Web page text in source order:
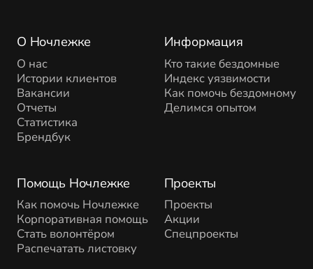
О Ночлежке
О нас
Истории клиентов
Вакансии
Отчеты
Статистика
Брендбук
Помощь Ночлежке
Как помочь Ночлежке
Корпоративная помощь
Стать волонтёром
Распечатать листовку
Проекты
Проекты
Акции
Спецпроекты
Информация
Кто такие бездомные
Индекс уязвимости
Как помочь бездомному
Делимся опытом